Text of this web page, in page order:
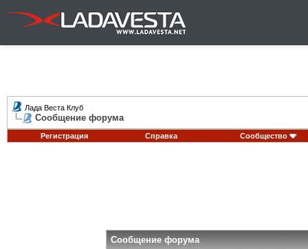
Лада Веста Клуб
Сообщение форума
Регистрация Справка Сообщество
Сообщение форума